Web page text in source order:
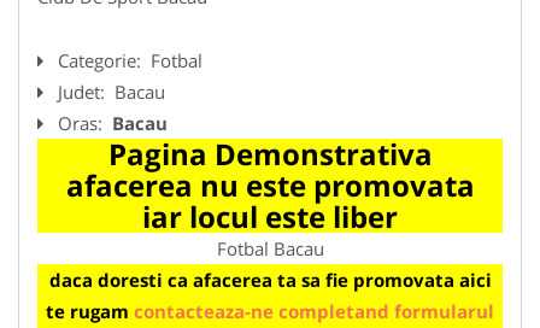
Categorie: Fotbal
Judet: Bacau
Oras: Bacau
Pagina Demonstrativa
afacerea nu este promovata
iar locul este liber
Fotbal Bacau
daca doresti ca afacerea ta sa fie promovata aici
te rugam contacteaza-ne completand formularul